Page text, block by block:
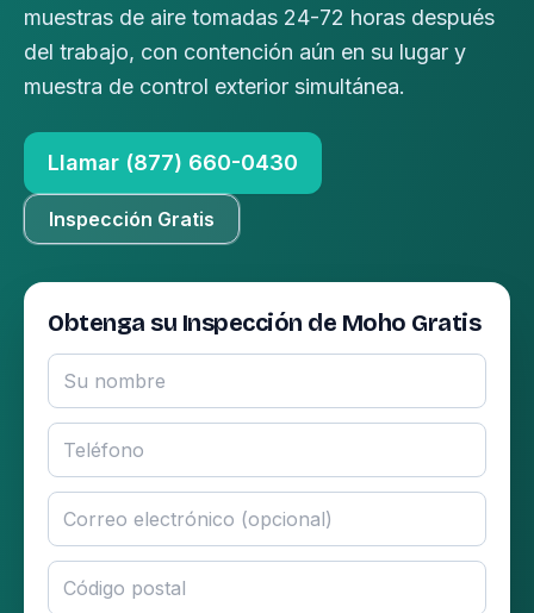
muestras de aire tomadas 24-72 horas después
del trabajo, con contención aún en su lugar y
muestra de control exterior simultánea.
Llamar (877) 660-0430
Inspección Gratis
Obtenga su Inspección de Moho Gratis